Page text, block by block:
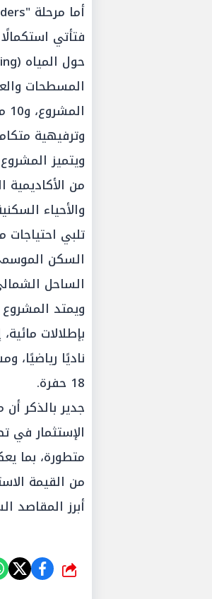
فتأتي
المسطحات
وترفيهية
ويتميز
من الأكاديمية
والأحياء
تلبي احتياجات
السكن
الساحل
بإطلالات
18 حفرة.
جدير بالذكر
الإستثمار في
متطورة، بما
من القيمة
أبرز المقاصد
شارك